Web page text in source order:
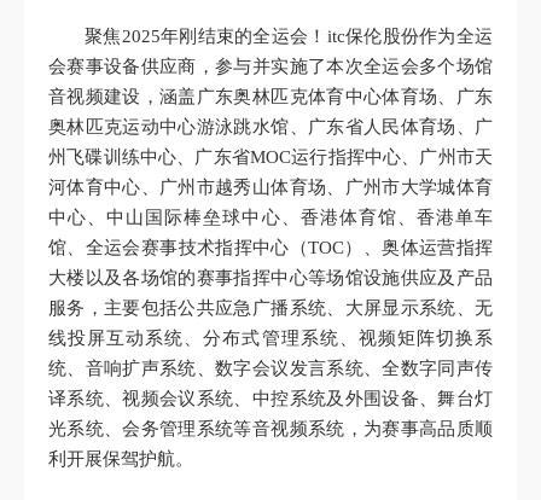
聚焦2025年刚结束的全运会！itc保伦股份作为全运
会赛事设备供应商，参与并实施了本次全运会多个场馆
音视频建设，涵盖广东奥林匹克体育中心体育场、广东
奥林匹克运动中心游泳跳水馆、广东省人民体育场、广
州飞碟训练中心、广东省MOC运行指挥中心、广州市天
河体育中心、广州市越秀山体育场、广州市大学城体育
中心、中山国际棒垒球中心、香港体育馆、香港单车
馆、全运会赛事技术指挥中心（TOC）、奥体运营指挥
大楼以及各场馆的赛事指挥中心等场馆设施供应及产品
服务，主要包括公共应急广播系统、大屏显示系统、无
线投屏互动系统、分布式管理系统、视频矩阵切换系
统、音响扩声系统、数字会议发言系统、全数字同声传
译系统、视频会议系统、中控系统及外围设备、舞台灯
光系统、会务管理系统等音视频系统，为赛事高品质顺
利开展保驾护航。